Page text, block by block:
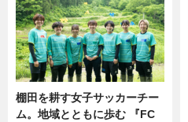
棚田を耕す女子サッカーチー
ム。地域とともに歩む 『FC